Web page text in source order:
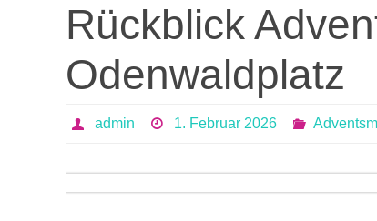
Rückblick
Odenwaldplatz
admin 1. Februar 2026